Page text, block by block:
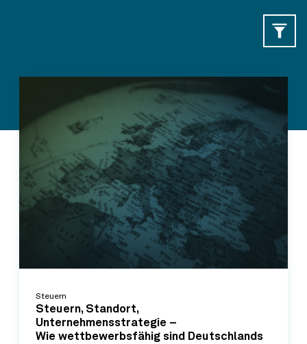
Steuern
Steuern, Standort,
Unternehmensstrategie –
Wie wettbewerbsfähig sind Deutschlands